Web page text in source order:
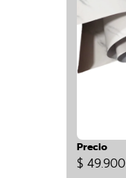
Precio
$ 49.900